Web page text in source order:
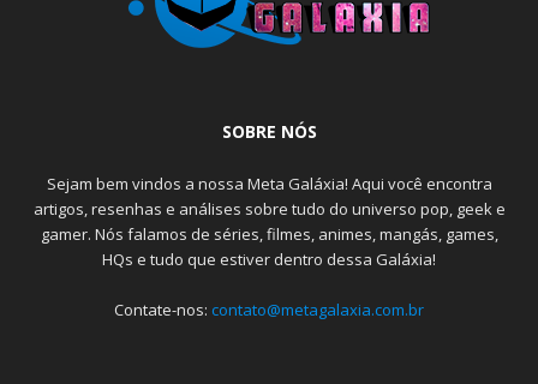
SOBRE NÓS
Sejam bem vindos a nossa Meta Galáxia! Aqui você encontra
artigos, resenhas e análises sobre tudo do universo pop, geek e
gamer. Nós falamos de séries, filmes, animes, mangás, games,
HQs e tudo que estiver dentro dessa Galáxia!
Contate-nos: contato@metagalaxia.com.br